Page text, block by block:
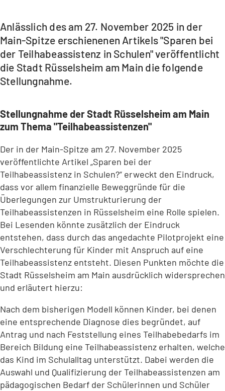
Anlässlich des am 27. November 2025 in der
Main-Spitze erschienenen Artikels "Sparen bei
der Teilhabeassistenz in Schulen" veröffentlicht
die Stadt Rüsselsheim am Main die folgende
Stellungnahme.
Stellungnahme der Stadt Rüsselsheim am Main
zum Thema "Teilhabeassistenzen"
Der in der Main-Spitze am 27. November 2025
veröffentlichte Artikel „Sparen bei der
Teilhabeassistenz in Schulen?“ erweckt den Eindruck,
dass vor allem finanzielle Beweggründe für die
Überlegungen zur Umstrukturierung der
Teilhabeassistenzen in Rüsselsheim eine Rolle spielen.
Bei Lesenden könnte zusätzlich der Eindruck
entstehen, dass durch das angedachte Pilotprojekt eine
Verschlechterung für Kinder mit Anspruch auf eine
Teilhabeassistenz entsteht. Diesen Punkten möchte die
Stadt Rüsselsheim am Main ausdrücklich widersprechen
und erläutert hierzu:
Nach dem bisherigen Modell können Kinder, bei denen
eine entsprechende Diagnose dies begründet, auf
Antrag und nach Feststellung eines Teilhabebedarfs im
Bereich Bildung eine Teilhabeassistenz erhalten, welche
das Kind im Schulalltag unterstützt. Dabei werden die
Auswahl und Qualifizierung der Teilhabeassistenzen am
pädagogischen Bedarf der Schülerinnen und Schüler